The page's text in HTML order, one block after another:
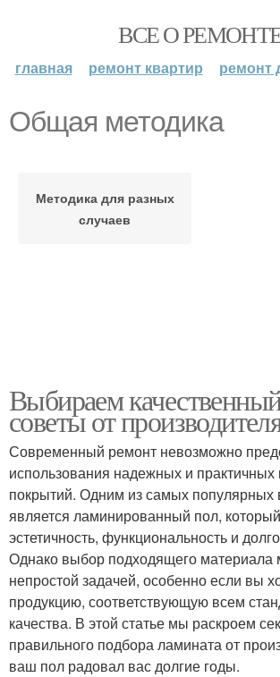
ВСЕ О
главная ремонт квартир ремонт
Общая методика
Методика для разных
случаев
Выбираем
советы от
Современный ремонт невозможно
использования надежных и
покрытий. Одним из самых популярных
является ламинированный пол,
эстетичность, функциональность и
Однако выбор подходящего материала
непростой задачей, особенно если вы
продукцию, соответствующую всем
качества. В этой статье мы раскроем
правильного подбора ламината от
ваш пол радовал вас долгие годы.